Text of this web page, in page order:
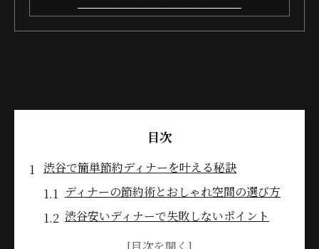
目次
渋谷で簡単節約ディナーを叶える秘訣
ディナーの節約術とおしゃれ空間の選び方
渋谷安いディナーで失敗しないポイント
学生も満足渋谷ディナー安い店の見極め方